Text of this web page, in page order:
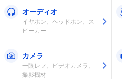
オーディオ
イヤホン、ヘッドホン、ス
ピーカー
カメラ
一眼レフ、ビデオカメラ、
撮影機材